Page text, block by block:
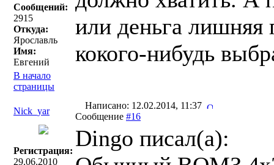
Сообщений:
2915
Откуда:
Ярославль
Имя:
Евгений
или деньга лишняя
кокого-нибудь
В начало
страницы
Nick_yar
Написано: 12.02.2014, 11:37
Сообщение #16
Регистрация:
29.06.2010
Dingo писал(a):